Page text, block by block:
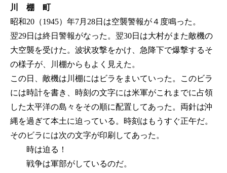
川 棚 町
昭和20（1945）年7月28日は空襲警報が４度鳴った。
翌29日は終日警報がなった。翌30日は大村がまた敵機の
大空襲を受けた。波状攻撃をかけ、急降下で爆撃するそ
の様子が、川棚からもよく見えた。
この日、敵機は川棚にはビラをまいていった。このビラ
には時計を書き、時刻の文字には米軍がこれまでに占領
した太平洋の島々をその順に配置してあった。両針は沖
縄を過ぎて本土に迫っている。時刻はもうすぐ正午だ。
そのビラには次の文字が印刷してあった。
時は迫る！
戦争は軍部がしているのだ。